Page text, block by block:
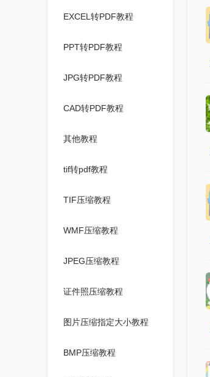
EXCEL转PDF教程
PPT转PDF教程
JPG转PDF教程
CAD转PDF教程
其他教程
tif转pdf教程
TIF压缩教程
WMF压缩教程
JPEG压缩教程
证件照压缩教程
图片压缩指定大小教程
BMP压缩教程